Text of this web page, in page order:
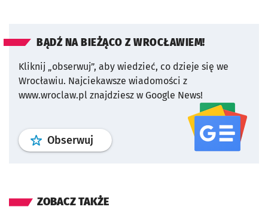
BĄDŹ NA BIEŻĄCO Z WROCŁAWIEM!
Kliknij „obserwuj”, aby wiedzieć, co dzieje się we
Wrocławiu. Najciekawsze wiadomości z
www.wroclaw.pl znajdziesz w Google News!
Obserwuj profil serwisu
ZOBACZ TAKŻE